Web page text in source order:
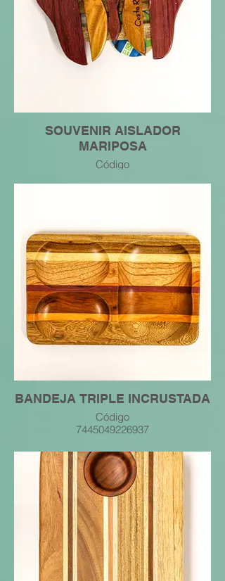
SOUVENIR AISLADOR
MARIPOSA
Código
BANDEJA TRIPLE INCRUSTADA
Código
7445049226937